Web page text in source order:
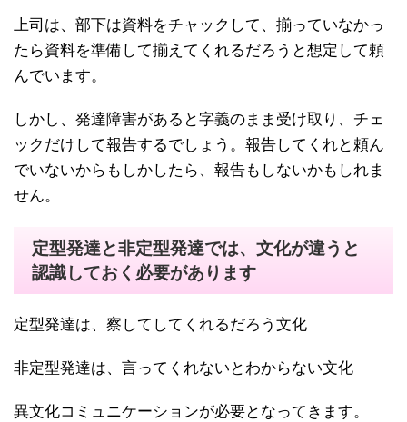
上司は、部下は資料をチャックして、揃っていなかっ
たら資料を準備して揃えてくれるだろうと想定して頼
んでいます。
しかし、発達障害があると字義のまま受け取り、チェ
ックだけして報告するでしょう。報告してくれと頼ん
でいないからもしかしたら、報告もしないかもしれま
せん。
定型発達と非定型発達では、文化が違うと
認識しておく必要があります
定型発達は、察してしてくれるだろう文化
非定型発達は、言ってくれないとわからない文化
異文化コミュニケーションが必要となってきます。